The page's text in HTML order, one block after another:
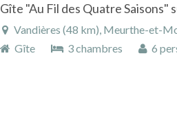
Gîte "Au Fil des Quatre Saisons"
Vandières (48 km), Meurthe-et-
Gîte
3 chambres 6